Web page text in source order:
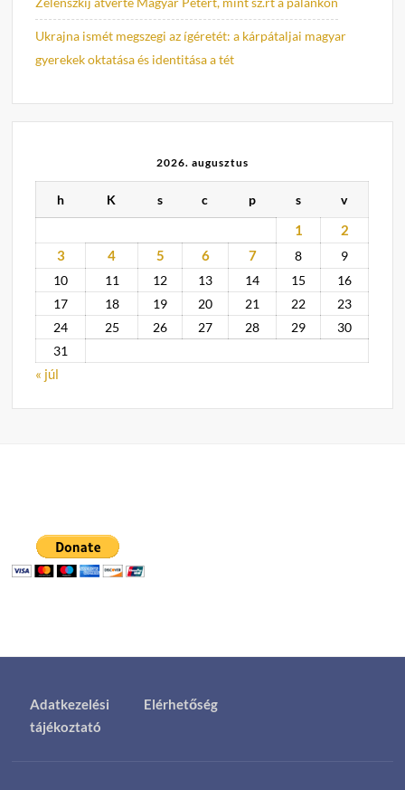
Ukrajna ismét megszegi az ígéretét: a kárpátaljai magyar
gyerekek oktatása és identitása a tét
2026. augusztus
h K s c p s v
1
2
3
4 5 6 7 8
9
10
11 12 13 14 15
16
17
18 19 20 21 22
23
24
25 26 27 28 29
30
31
« júl
Adatkezelési
tájékoztató
Elérhetőség